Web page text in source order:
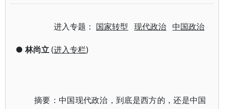
进入专题： 国家转型 现代政治 中国政治
●林尚立(进入专栏)
摘要：中国现代政治，到底是西方的，还是中国